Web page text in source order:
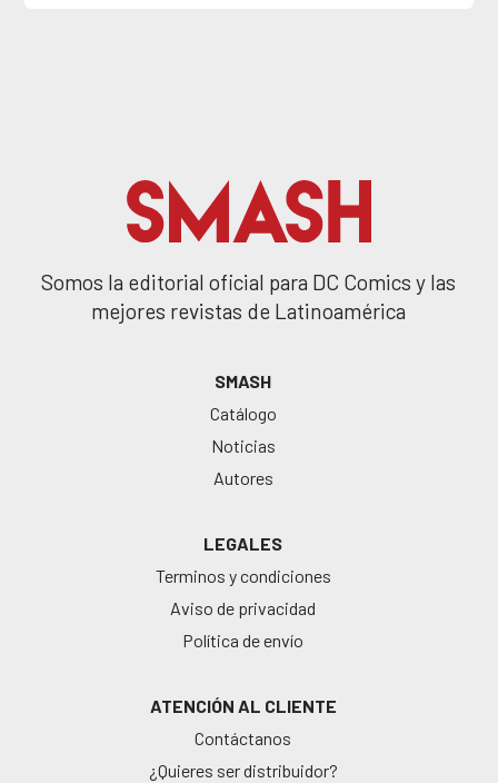
Somos la editorial oficial para DC Comics y las
mejores revistas de Latinoamérica
SMASH
Catálogo
Noticias
Autores
LEGALES
Terminos y condiciones
Aviso de privacidad
Política de envío
ATENCIÓN AL CLIENTE
Contáctanos
¿Quieres ser distribuidor?